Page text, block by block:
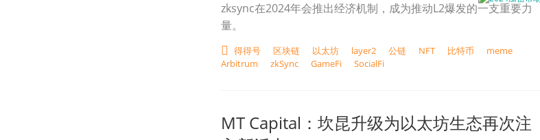
zksync在2024年会推出经济机制，成为推动L2爆发的一支重要力
量。
得得号 区块链 以太坊 layer2 公链 NFT 比特币
meme
Arbitrum
zkSync GameFi SocialFi
MT Capital：坎昆升级为以太坊生态再次注